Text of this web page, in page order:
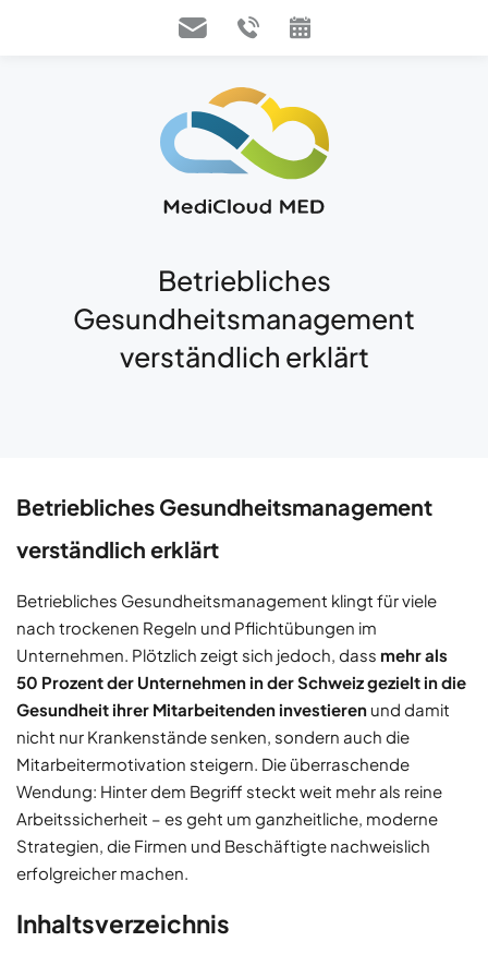
Betriebliches
Gesundheitsmanagement
verständlich erklärt
Betriebliches Gesundheitsmanagement
verständlich erklärt
Betriebliches Gesundheitsmanagement klingt für viele
nach trockenen Regeln und Pflichtübungen im
Unternehmen. Plötzlich zeigt sich jedoch, dass mehr als
50 Prozent der Unternehmen in der Schweiz gezielt in die
Gesundheit ihrer Mitarbeitenden investieren und damit
nicht nur Krankenstände senken, sondern auch die
Mitarbeitermotivation steigern. Die überraschende
Wendung: Hinter dem Begriff steckt weit mehr als reine
Arbeitssicherheit – es geht um ganzheitliche, moderne
Strategien, die Firmen und Beschäftigte nachweislich
erfolgreicher machen.
Inhaltsverzeichnis